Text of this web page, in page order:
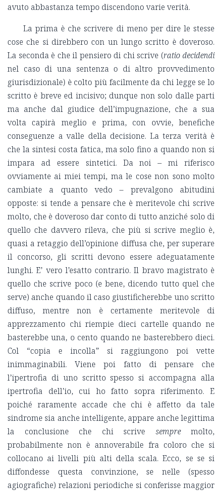
avuto abbastanza tempo discendono varie verità.
La prima è che scrivere di meno per dire le stesse
cose che si direbbero con un lungo scritto è doveroso.
La seconda è che il pensiero di chi scrive (ratio decidendi
nel caso di una sentenza o di altro provvedimento
giurisdizionale) è colto più facilmente da chi legge se lo
scritto è breve ed incisivo; dunque non solo dalle parti
ma anche dal giudice dell’impugnazione, che a sua
volta capirà meglio e prima, con ovvie, benefiche
conseguenze a valle della decisione. La terza verità è
che la sintesi costa fatica, ma solo fino a quando non si
impara ad essere sintetici. Da noi – mi riferisco
ovviamente ai miei tempi, ma le cose non sono molto
cambiate a quanto vedo – prevalgono abitudini
opposte: si tende a pensare che è meritevole chi scrive
molto, che è doveroso dar conto di tutto anziché solo di
quello che davvero rileva, che più si scrive meglio è,
quasi a retaggio dell’opinione diffusa che, per superare
il concorso, gli scritti devono essere adeguatamente
lunghi. E’ vero l’esatto contrario. Il bravo magistrato è
quello che scrive poco (e bene, dicendo tutto quel che
serve) anche quando il caso giustificherebbe uno scritto
diffuso, mentre non è certamente meritevole di
apprezzamento chi riempie dieci cartelle quando ne
basterebbe una, o cento quando ne basterebbero dieci.
Col “copia e incolla” si raggiungono poi vette
inimmaginabili. Viene poi fatto di pensare che
l’ipertrofia di uno scritto spesso si accompagna alla
ipertrofia dell’io, cui ho fatto sopra riferimento. E
poiché raramente accade che chi è affetto da tale
sindrome sia anche intelligente, appare anche legittima
la conclusione che chi scrive sempremolto,
probabilmente non è annoverabile fra coloro che si
collocano ai livelli più alti della scala. Ecco, se se si
diffondesse questa convinzione, se nelle (spesso
agiografiche) relazioni periodiche si conferisse maggior